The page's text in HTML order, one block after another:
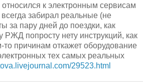
относился к электронным сервисам
забирал реальные (не
за пару дней до поездки, как
РЖД попросту нету инструкций, как
то причинам откажет оборудование
тех самых реальных
29523.html